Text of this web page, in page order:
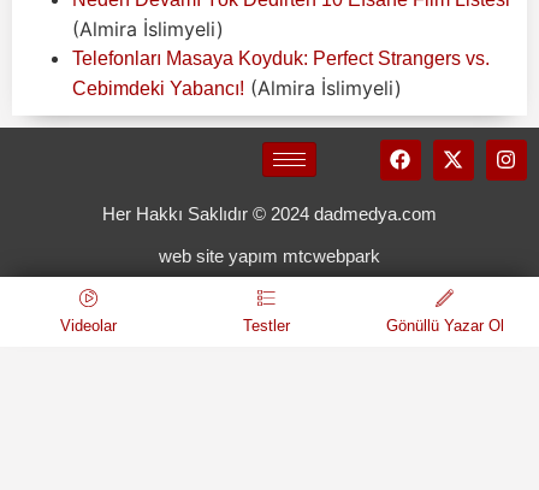
(Almira İslimyeli)
Telefonları Masaya Koyduk: Perfect Strangers vs.
Cebimdeki Yabancı! (Almira İslimyeli)
Her Hakkı Saklıdır © 2024 dadmedya.com
web site yapım mtcwebpark
Videolar Testler Gönüllü Yazar Ol